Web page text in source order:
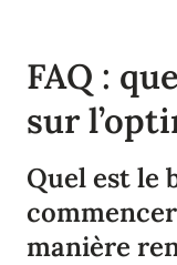
FAQ :
sur
Quel est le
manière